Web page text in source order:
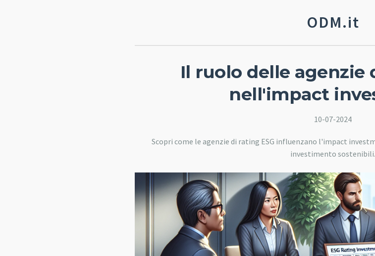
ODM.it
Il ruolo delle agenzie
nell'impact
10-07-2024
Scopri come le agenzie di rating ESG influenzano l'impact
investimento sostenibili.